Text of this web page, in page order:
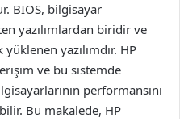
BIOS, bilgisayar
yazılımlardan biridir ve
yazılımdır. HP
erişim ve bu sistemde
performansını
Bu makalede, HP